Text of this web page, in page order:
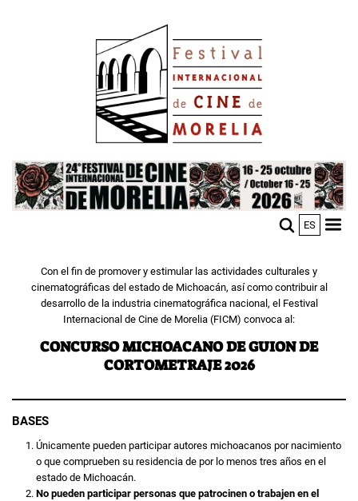
Image
ES
Con el fin de promover y estimular las actividades culturales y
cinematográficas del estado de Michoacán, así como contribuir al
desarrollo de la industria cinematográfica nacional, el Festival
Internacional de Cine de Morelia (FICM) convoca al:
CONCURSO MICHOACANO DE GUION DE
CORTOMETRAJE 2026
BASES
Únicamente pueden participar autores michoacanos por nacimiento
o que comprueben su residencia de por lo menos tres años en el
estado de Michoacán.
No pueden participar personas que patrocinen o trabajen en el